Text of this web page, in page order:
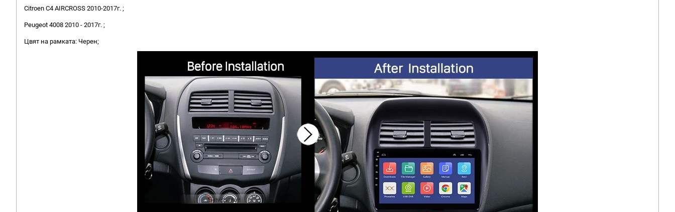
Citroen C4 AIRCROSS 2010-2017г. ;
Peugeot 4008 2010 - 2017г. ;
Цвят на рамката: Черен;